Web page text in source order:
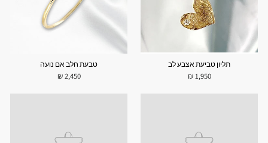
תליון טביעת אצבע לב
1,950 ₪
טבעת חלב אם נועה
2,450 ₪